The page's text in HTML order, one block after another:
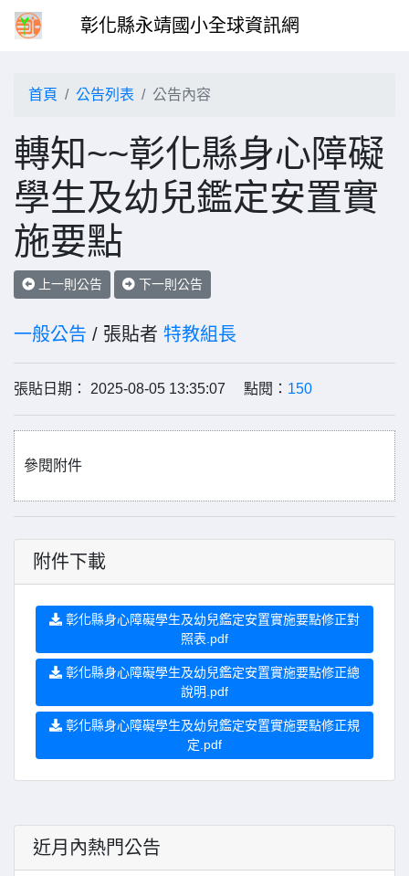
彰化縣永靖國小全球資訊網
首頁 公告列表 公告內容
轉知~~彰化縣身心障礙
學生及幼兒鑑定安置實
施要點
上一則公告 下一則公告
一般公告 / 張貼者 特教組長
張貼日期： 2025-08-05 13:35:07 點閱： 150
參閱附件
附件下載
彰化縣身心障礙學生及幼兒鑑定安置實施要點修正對
照表.pdf
彰化縣身心障礙學生及幼兒鑑定安置實施要點修正總
說明.pdf
彰化縣身心障礙學生及幼兒鑑定安置實施要點修正規
定.pdf
近月內熱門公告